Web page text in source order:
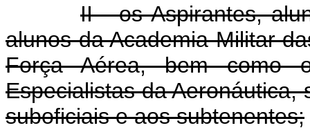
II - os Aspirantes,
alunos da Academia Militar
Força Aérea, bem como
Especialistas da
suboficiais e aos subtenentes;